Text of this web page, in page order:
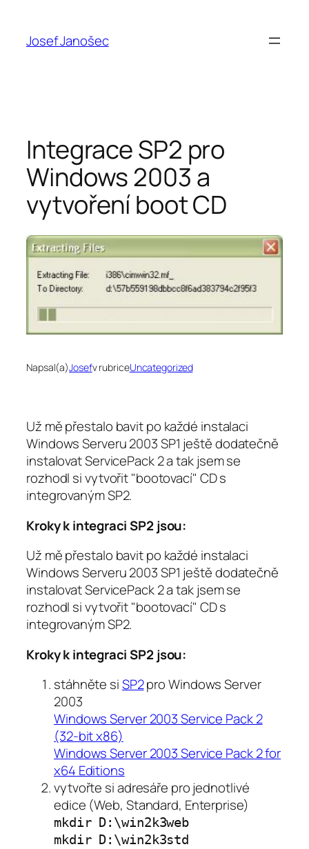
obsahJosef Janošec
Integrace SP2 pro
Windows 2003 a
vytvoření boot CD
Napsal(a)Josefv rubriceUncategorized
Už mě přestalo bavit po každé instalaci
Windows Serveru 2003 SP1 ještě dodatečně
instalovat ServicePack 2 a tak jsem se
rozhodl si vytvořit "bootovací" CD s
integrovaným SP2.
Kroky k integraci SP2 jsou:
Už mě přestalo bavit po každé instalaci
Windows Serveru 2003 SP1 ještě dodatečně
instalovat ServicePack 2 a tak jsem se
rozhodl si vytvořit "bootovací" CD s
integrovaným SP2.
Kroky k integraci SP2 jsou:
stáhněte siSP2pro Windows Server
2003
Windows Server 2003 Service Pack 2
(32-bit x86)
Windows Server 2003 Service Pack 2 for
x64 Editions
vytvořte si adresáře pro jednotlivé
edice (Web, Standard, Enterprise)
mkdir D:\win2k3web
mkdir D:\win2k3std